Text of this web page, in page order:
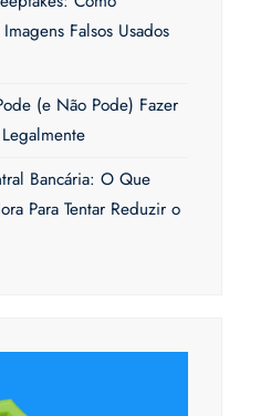
Falsos Usados
(e Não Pode) Fazer
Bancária: O Que
Para Tentar Reduzir o